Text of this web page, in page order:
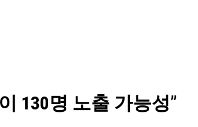
130명 노출 가능성”